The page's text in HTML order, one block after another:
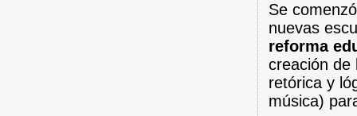
Se
nuevas
reforma
creación
retórica y
música)